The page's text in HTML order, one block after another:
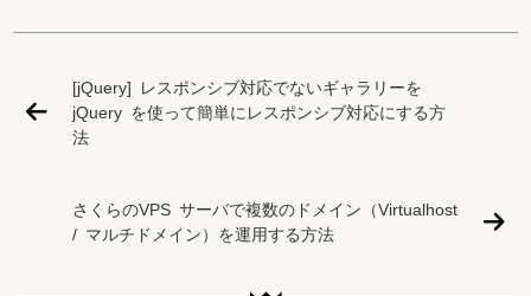
[jQuery] レスポンシブ対応でないギャラリーを
jQuery を使って簡単にレスポンシブ対応にする方
法
さくらのVPS サーバで複数のドメイン（Virtualhost
/ マルチドメイン）を運用する方法